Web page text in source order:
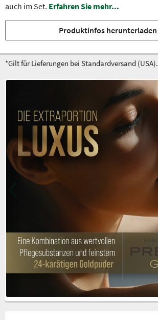
auch im Set. Erfahren Sie mehr...
Produktinfos herunterladen
*Gilt für Lieferungen bei Standardversand (USA).